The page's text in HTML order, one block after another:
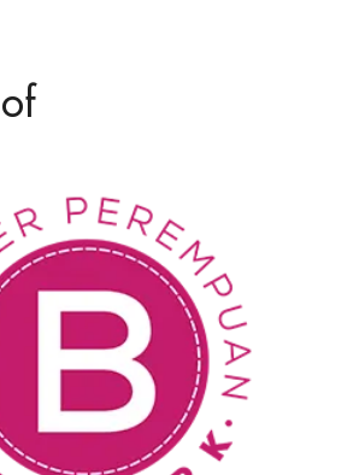
ke Luar Negeri Harga
Berdasarkan Lokasi dan